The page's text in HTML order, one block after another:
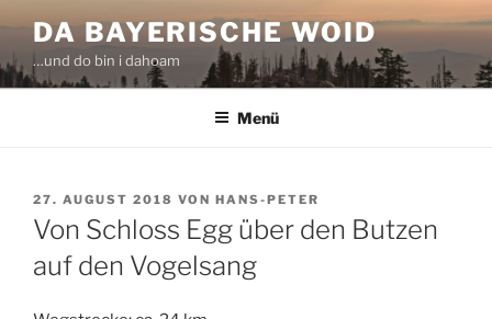
Inhalt
springen
DA BAYERISCHE WOID
…und do bin i dahoam
Menü
VERÖFFENTLICHT
AM
27. AUGUST 2018 VON HANS-PETER
Von Schloss Egg über den Butzen
auf den Vogelsang